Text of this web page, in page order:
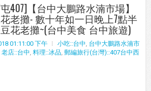
407]【台中大鵬路水湳市場】
老攤- 數十年如一日晚上7點半
花老攤~(台中美食 台中旅遊)
01:11:00 下午 小吃::台中, 台中大鵬路水湳市
老店::台中, 料理::冰品, 郵編旅行(台灣)::407台中西